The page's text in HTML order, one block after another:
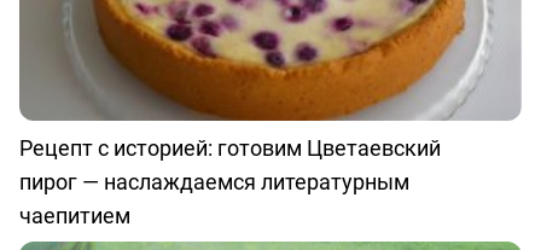
Рецепт с историей: готовим Цветаевский
пирог — наслаждаемся литературным
чаепитием